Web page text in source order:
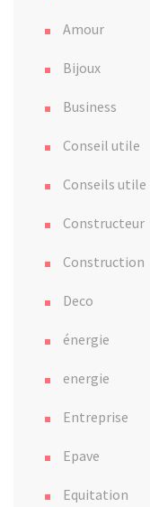
Amour
Bijoux
Business
Conseil utile
Conseils utile
Constructeur
Construction
Deco
énergie
energie
Entreprise
Epave
Equitation